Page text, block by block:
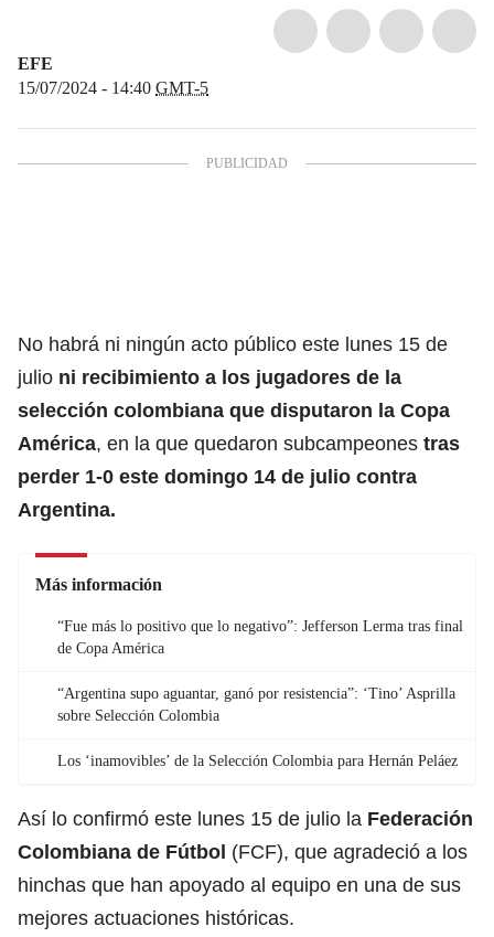
EFE
15/07/2024 - 14:40 GMT-5
No habrá ni ningún acto público este lunes 15 de
julio ni recibimiento a los jugadores de la
selección colombiana que disputaron la Copa
América, en la que quedaron subcampeones tras
perder 1-0 este domingo 14 de julio contra
Argentina.
Más información
“Fue más lo positivo que lo negativo”: Jefferson Lerma tras final
de Copa América
“Argentina supo aguantar, ganó por resistencia”: ‘Tino’ Asprilla
sobre Selección Colombia
Los ‘inamovibles’ de la Selección Colombia para Hernán Peláez
Así lo confirmó este lunes 15 de julio la Federación
Colombiana de Fútbol (FCF), que agradeció a los
hinchas que han apoyado al equipo en una de sus
mejores actuaciones históricas.